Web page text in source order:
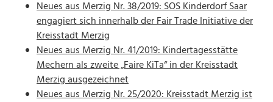
Neues aus Merzig Nr. 38/2019: SOS Kinderdorf Saar
engagiert sich innerhalb der Fair Trade Initiative der
Kreisstadt Merzig
Neues aus Merzig Nr. 41/2019: Kindertagesstätte
Mechern als zweite „Faire KiTa“ in der Kreisstadt
Merzig ausgezeichnet
Neues aus Merzig Nr. 25/2020: Kreisstadt Merzig ist